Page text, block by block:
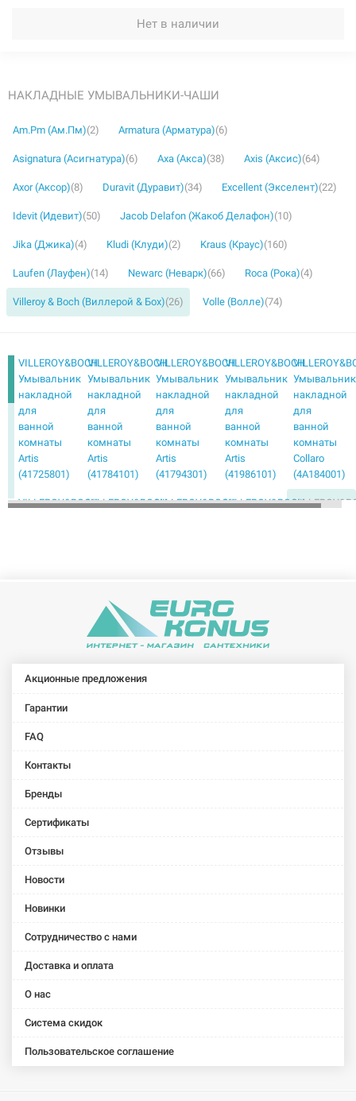
Нет в наличии
НАКЛАДНЫЕ УМЫВАЛЬНИКИ-ЧАШИ
Am.Pm (Ам.Пм)(2) Armatura (Арматура)(6)
Asignatura (Асигнатура)(6) Axa (Акса)(38) Axis (Аксис)(64)
Axor (Аксор)(8) Duravit (Дуравит)(34) Excellent (Экселент)(22)
Idevit (Идевит)(50) Jacob Delafon (Жакоб Делафон)(10)
Jika (Джика)(4) Kludi (Клуди)(2) Kraus (Краус)(160)
Laufen (Лауфен)(14) Newarc (Неварк)(66) Roca (Рока)(4)
Villeroy & Boch (Виллерой & Бох)(26) Volle (Волле)(74)
VILLEROY&BOCH
Умывальник
накладной
для
ванной
комнаты
Artis
(41725801)
VILLEROY&BOCH
Умывальник
накладной
для
ванной
комнаты
Artis
(41784101)
VILLEROY&BOCH
Умывальник
накладной
для
ванной
комнаты
Artis
(41794301)
VILLEROY&BOCH
Умывальник
накладной
для
ванной
комнаты
Artis
(41986101)
Умывальник
накладной
для
ванной
комнаты
Collaro
(4A184001)
VILLEROY&BOCHVILLEROY&BOCH
Collaro
(4A205601)
VILLEROY&BOCH
Collaro
(4A213801)
VILLEROY&BOCH
Loop &
Friend
(4A460001)
Умывальник
для
комнаты
Architectura
Умывальник
Акционные предложения
Гарантии
FAQ
Контакты
Бренды
Сертификаты
Отзывы
Новости
Новинки
Сотрудничество с нами
Доставка и оплата
О нас
Система скидок
Пользовательское соглашение